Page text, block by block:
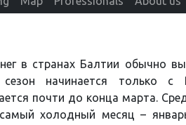
в странах Балтии обычно
начинается только с
почти до конца марта.
холодный месяц –